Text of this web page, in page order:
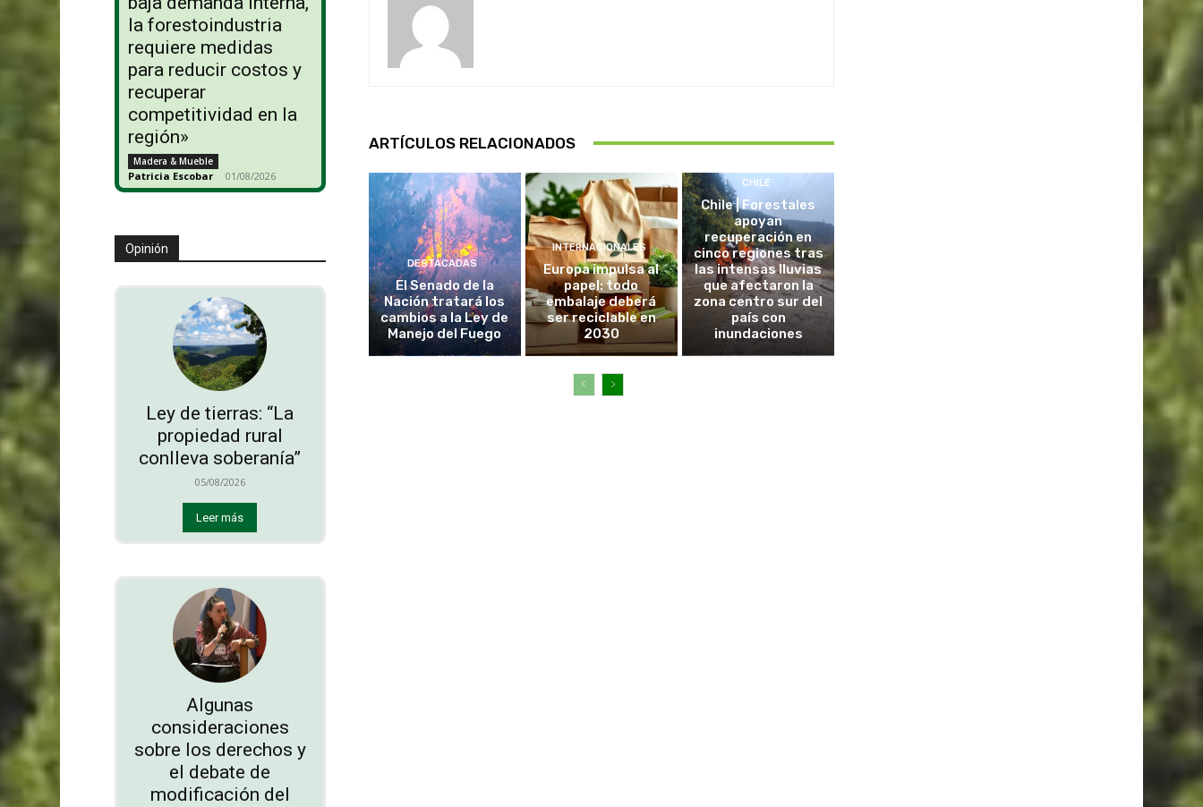
la forestoindustria
requiere medidas
para reducir costos y
recuperar
competitividad en la
región»
Madera & Mueble
Patricia Escobar - 01/08/2026
Opinión
Ley de tierras: “La
propiedad rural
conlleva soberanía”
05/08/2026
Leer más
Algunas
consideraciones
sobre los derechos y
el debate de
modificación del
ARTÍCULOS RELACIONADOS
DESTACADAS
El Senado de la
Nación tratará los
cambios a la Ley de
Manejo del Fuego
INTERNACIONALES
Europa impulsa al
papel: todo
embalaje deberá
ser reciclable en
2030
CHILE
Chile | Forestales
apoyan
recuperación en
cinco regiones tras
las intensas lluvias
que afectaron la
zona centro sur del
país con
inundaciones